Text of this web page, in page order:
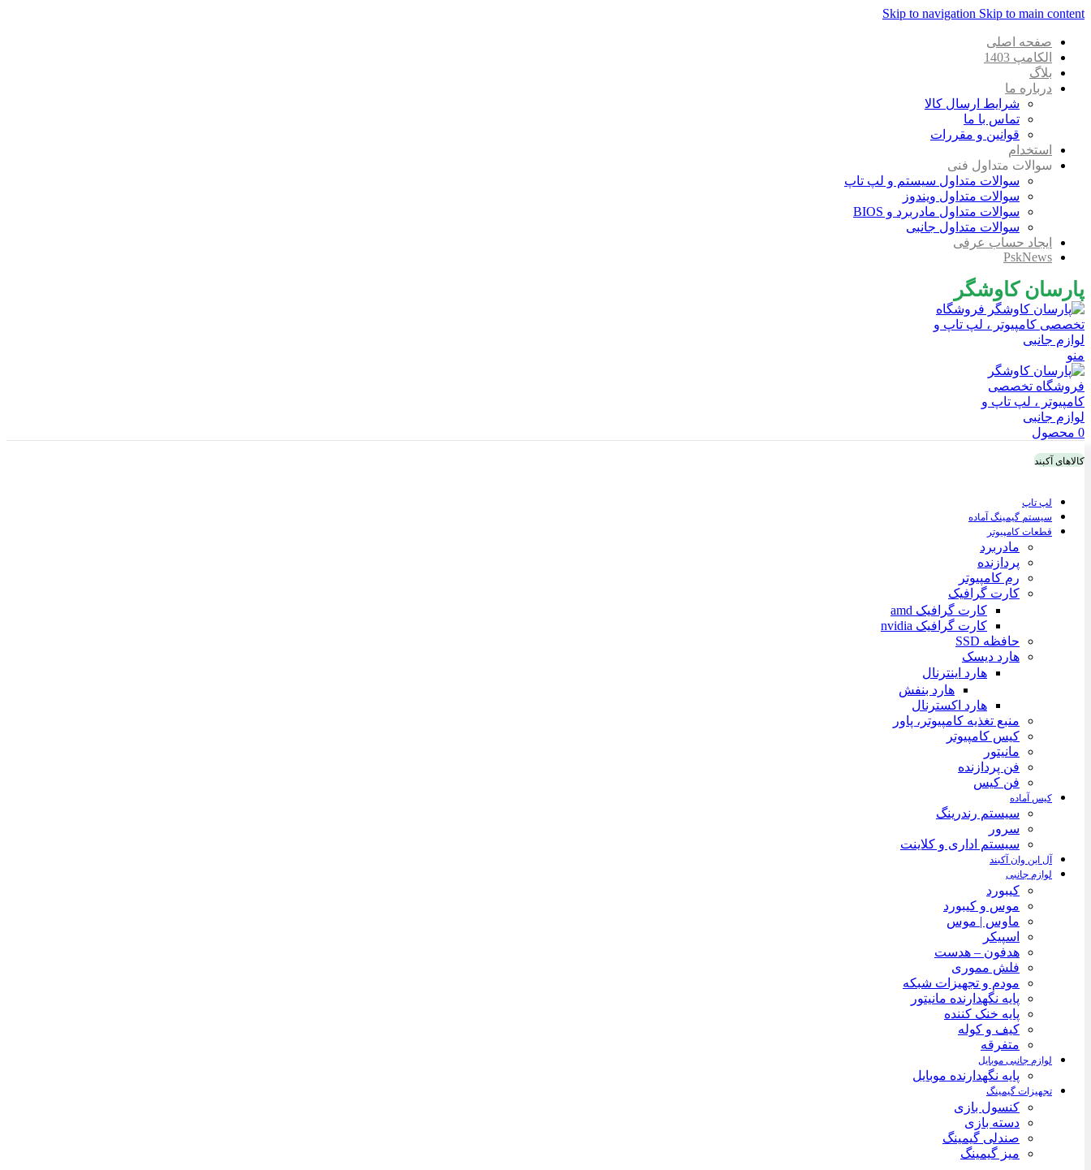
Skip to navigation Skip to main content
صفحه اصلی
الکامپ 1403
بلاگ
درباره ما
شرایط ارسال کالا
تماس با ما
قوانین و مقررات
استخدام
سوالات متداول فنی
سوالات متداول سیستم و لپ تاپ
سوالات متداول ویندوز
سوالات متداول مادربرد و BIOS
سوالات متداول جانبی
ایجاد حساب عرفی
PskNews
پارسان کاوشگر
منو
0 محصول
کالاهای آکبند
لپ تاپ
سیستم گیمینگ آماده
قطعات کامپیوتر
مادربرد
پردازنده
رم کامپیوتر
کارت گرافیک
کارت گرافیک amd
کارت گرافیک nvidia
حافظه SSD
هارد دیسک
هارد اینترنال
هارد بنفش
هارد اکسترنال
منبع تغذیه کامپیوتر، پاور
کیس کامپیوتر
مانیتور
فن پردازنده
فن کیس
کیس آماده
سیستم رندرینگ
سرور
سیستم‌ اداری و کلاینت
آل این وان آکبند
لوازم جانبی
کیبورد
موس و کیبورد
ماوس | موس
اسپیکر
هدفون – هدست
فلش مموری
مودم و تجهیزات شبکه
پایه نگهدارنده مانیتور
پایه خنک کننده
کیف و کوله
متفرقه
لوازم جانبی موبایل
پایه نگهدارنده موبایل
تجهیزات گیمینگ
کنسول بازی
دسته بازی
صندلی گیمینگ
میز گیمینگ